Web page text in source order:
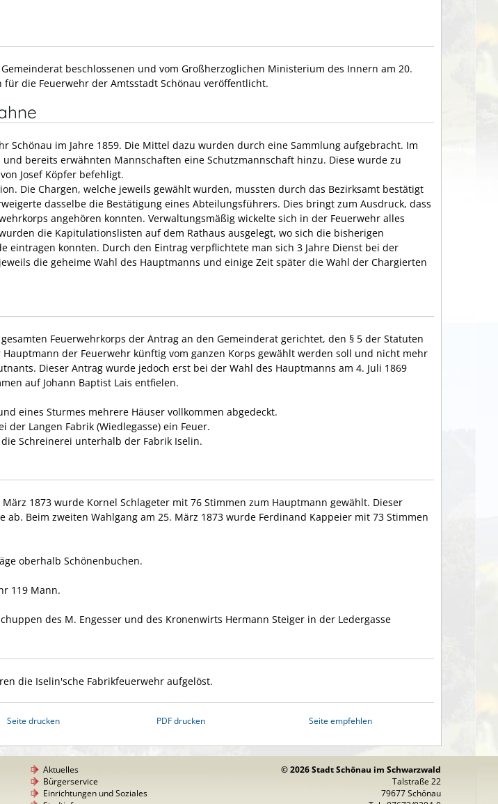
beschlossenen und vom Großherzoglichen Ministerium des Innern am 20.
die Feuerwehr der Amtsstadt Schönau veröffentlicht.
Schönau im Jahre 1859. Die Mittel dazu wurden durch eine Sammlung aufgebracht. Im
und bereits erwähnten Mannschaften eine Schutzmannschaft hinzu. Diese wurde zu
Josef Köpfer befehligt.
Die Chargen, welche jeweils gewählt wurden, mussten durch das Bezirksamt bestätigt
dasselbe die Bestätigung eines Abteilungsführers. Dies bringt zum Ausdruck, dass
angehören konnten. Verwaltungsmäßig wickelte sich in der Feuerwehr alles
die Kapitulationslisten auf dem Rathaus ausgelegt, wo sich die bisherigen
eintragen konnten. Durch den Eintrag verpflichtete man sich 3 Jahre Dienst bei der
die geheime Wahl des Hauptmanns und einige Zeit später die Wahl der Chargierten
Feuerwehrkorps der Antrag an den Gemeinderat gerichtet, den § 5 der Statuten
der Feuerwehr künftig vom ganzen Korps gewählt werden soll und nicht mehr
Dieser Antrag wurde jedoch erst bei der Wahl des Hauptmanns am 4. Juli 1869
auf Johann Baptist Lais entfielen.
eines Sturmes mehrere Häuser vollkommen abgedeckt.
der Langen Fabrik (Wiedlegasse) ein Feuer.
Schreinerei unterhalb der Fabrik Iselin.
1873 wurde Kornel Schlageter mit 76 Stimmen zum Hauptmann gewählt. Dieser
ab. Beim zweiten Wahlgang am 25. März 1873 wurde Ferdinand Kappeier mit 73 Stimmen
oberhalb Schönenbuchen.
119 Mann.
des M. Engesser und des Kronenwirts Hermann Steiger in der Ledergasse
die Iselin'sche Fabrikfeuerwehr aufgelöst.
Seite drucken PDF drucken Seite empfehlen
Aktuelles
Bürgerservice
Einrichtungen und Soziales
© 2026 Stadt Schönau im Schwarzwald
Talstraße 22
79677 Schönau